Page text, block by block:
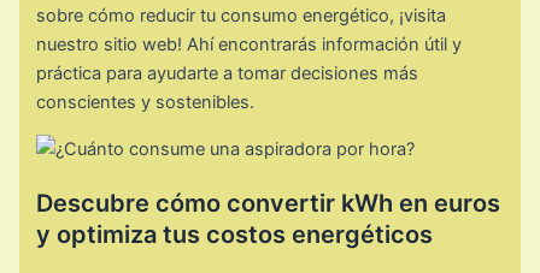
sobre cómo reducir tu consumo energético, ¡visita
nuestro sitio web! Ahí encontrarás información útil y
práctica para ayudarte a tomar decisiones más
conscientes y sostenibles.
Descubre cómo convertir kWh en euros
y optimiza tus costos energéticos